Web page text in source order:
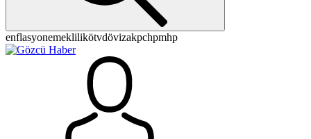
enflasyonemeklilikötvdövizakpchpmhp